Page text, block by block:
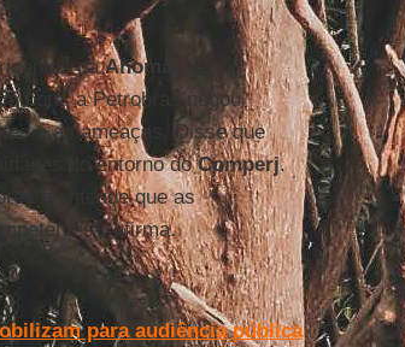
daAhomar
nota, a Petrobras negou
e as ameaças. Disse que
do entorno doComperj.
e entende que as
afirma.
para audiência pública